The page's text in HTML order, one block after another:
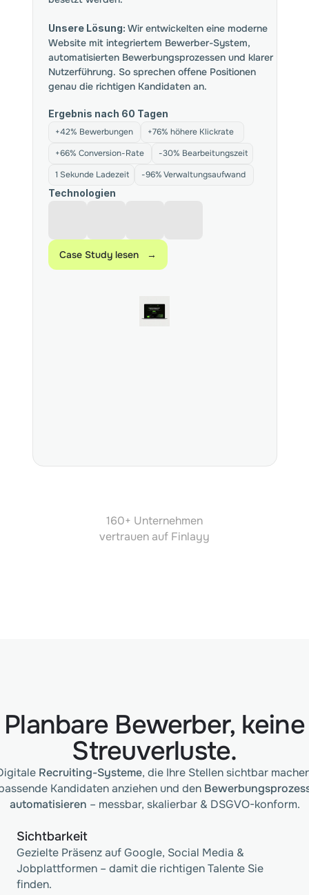
Unsere Lösung: Wir entwickelten eine moderne
Website mit integriertem Bewerber-System,
automatisierten Bewerbungsprozessen und klarer
Nutzerführung. So sprechen offene Positionen
genau die richtigen Kandidaten an.
Ergebnis nach 60 Tagen
+42% Bewerbungen
+76% höhere Klickrate
+66% Conversion-Rate
-30% Bearbeitungszeit
1 Sekunde Ladezeit
-96% Verwaltungsaufwand
Technologien
Case Study lesen   →
Case Study lesen   →
160+ Unternehmen
vertrauen auf Finlayy
Planbare Bewerber, keine
Streuverluste.
Recruiting-Systeme, die Ihre Stellen sichtbar
Kandidaten anziehen und den
automatisieren – messbar, skalierbar & DSGVO-konform.
Sichtbarkeit
Gezielte Präsenz auf Google, Social Media &
Jobplattformen – damit die richtigen Talente Sie
finden.